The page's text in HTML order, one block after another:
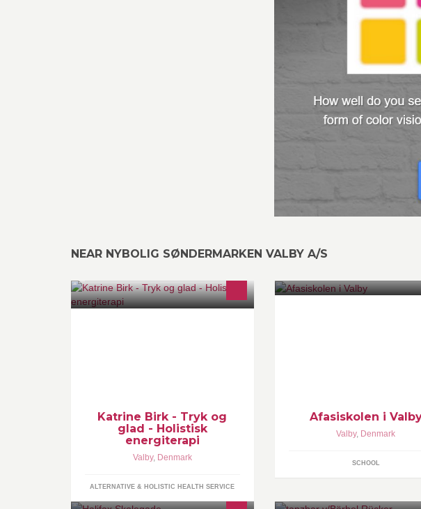
NEAR NYBOLIG SØNDERMARKEN VALBY A/S
Katrine Birk - Tryk og
glad - Holistisk
energiterapi
Valby, Denmark
ALTERNATIVE & HOLISTIC HEALTH SERVICE
Afasiskolen i
Valby, Denmark
SCHOOL